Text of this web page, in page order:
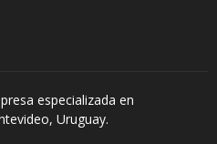
especializada en
Uruguay.